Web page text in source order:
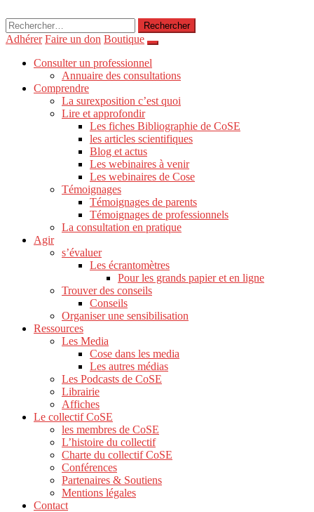
Rechercher :
Adhérer Faire un don Boutique
Consulter un professionnel
Annuaire des consultations
Comprendre
La surexposition c’est quoi
Lire et approfondir
Les fiches Bibliographie de CoSE
les articles scientifiques
Blog et actus
Les webinaires à venir
Les webinaires de Cose
Témoignages
Témoignages de parents
Témoignages de professionnels
La consultation en pratique
Agir
s’évaluer
Les écrantomètres
Pour les grands papier et en ligne
Trouver des conseils
Conseils
Organiser une sensibilisation
Ressources
Les Media
Cose dans les media
Les autres médias
Les Podcasts de CoSE
Librairie
Affiches
Le collectif CoSE
les membres de CoSE
L’histoire du collectif
Charte du collectif CoSE
Conférences
Partenaires & Soutiens
Mentions légales
Contact